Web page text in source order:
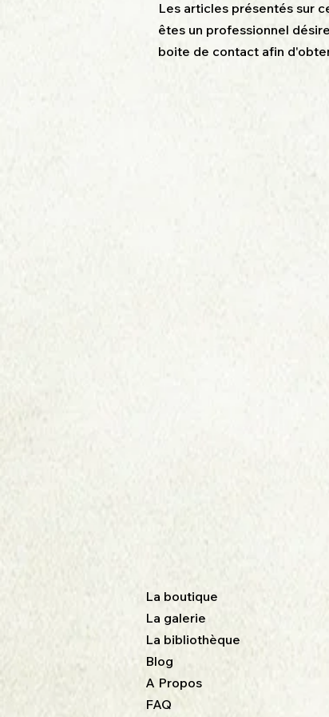
Les articles présentés sur
êtes un professionnel
boite de contact afin
La boutique
La galerie
La bibliothèque
Blog
A Propos
FAQ